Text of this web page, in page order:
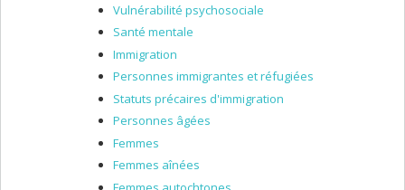
Vulnérabilité psychosociale
Santé mentale
Immigration
Personnes immigrantes et réfugiées
Statuts précaires d'immigration
Personnes âgées
Femmes
Femmes aînées